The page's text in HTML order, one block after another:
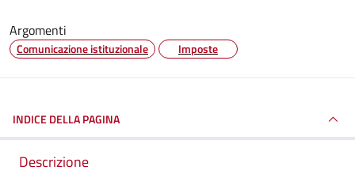
Argomenti
Comunicazione istituzionale Imposte
INDICE DELLA PAGINA
Descrizione